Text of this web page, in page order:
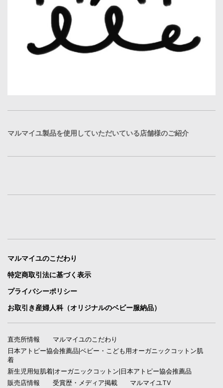
マルマイユ製品を使用していただいている店舗様のご紹介
マルマイユのこだわり
特定商取引法に基づく表示
プライバシーポリシー
お取引き産婦人科（オリジナルのベビー服納品）
直売所情報
マルマイユのこだわり
日本アトピー協会推薦品|ベビー・こども用オーガニックコットン肌
着
新生児用短肌着|オーガニックコットン|日本アトピー協会推薦品
販売店情報
受賞歴・メディア掲載 マルマイユTV